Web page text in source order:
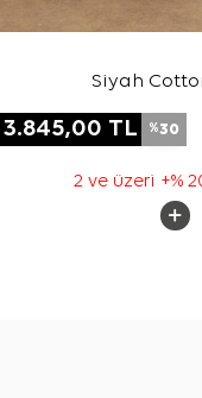
Siyah
3.845,00 TL %30
2 ve üzeri +%